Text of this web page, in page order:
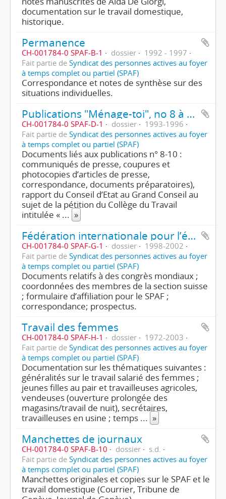
documentation sur le travail domestique,
historique.
Permanence
CH-001784-0 SPAF-B-1 dossier
1992 - 1997
Fait partie de Syndicat des personnes actives au foyer
à temps complet ou partiel (SPAF)
Correspondance et notes de synthèse sur des
situations individuelles.
Publications "Ménage-toi", no 8 à 10, projet de no 11
CH-001784-0 SPAF-D-1 dossier
1993-1996
Fait partie de Syndicat des personnes actives au foyer
à temps complet ou partiel (SPAF)
Documents liés aux publications n° 8-10 :
communiqués de presse, coupures et
photocopies d’articles de presse,
correspondance, documents préparatoires),
rapport du Conseil d’Etat au Grand Conseil au
sujet de la pétition du Collège du Travail
intitulée « ... »
Fédération internationale pour l’économie familiale (FIEF)
CH-001784-0 SPAF-G-1 dossier
1998-2002
Fait partie de Syndicat des personnes actives au foyer
à temps complet ou partiel (SPAF)
Documents relatifs à des congrès mondiaux ;
coordonnées des membres de la section suisse
; formulaire d’affiliation pour le SPAF ;
correspondance; prospectus.
Travail des femmes
CH-001784-0 SPAF-H-1 dossier
1972-2003
Fait partie de Syndicat des personnes actives au foyer
à temps complet ou partiel (SPAF)
Documentation sur les thématiques suivantes :
généralités sur le travail salarié des femmes ;
jeunes filles au pair et travailleuses agricoles,
vendeuses (ouverture prolongée des
magasins/travail de nuit), secrétaires,
travailleuses en usine ; temps ... »
Manchettes de journaux
CH-001784-0 SPAF-B-10 dossier
s.d.
Fait partie de Syndicat des personnes actives au foyer
à temps complet ou partiel (SPAF)
Manchettes originales et copies sur le SPAF et le
travail domestique (Courrier, Tribune de